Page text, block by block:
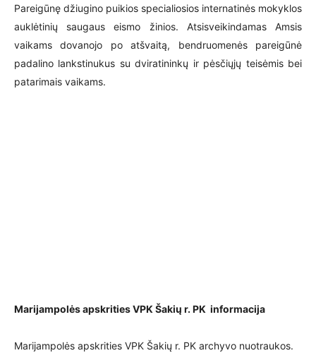
Pareigūnę džiugino puikios specialiosios internatinės mokyklos
auklėtinių saugaus eismo žinios. Atsisveikindamas Amsis
vaikams dovanojo po atšvaitą, bendruomenės pareigūnė
padalino lankstinukus su dviratininkų ir pėsčiųjų teisėmis bei
patarimais vaikams.
Marijampolės apskrities VPK Šakių r. PK informacija
Marijampolės apskrities VPK Šakių r. PK archyvo nuotraukos.